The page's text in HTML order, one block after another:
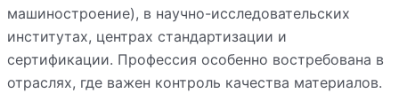
машиностроение), в научно-исследовательских
институтах, центрах стандартизации и
сертификации. Профессия особенно востребована в
отраслях, где важен контроль качества материалов.